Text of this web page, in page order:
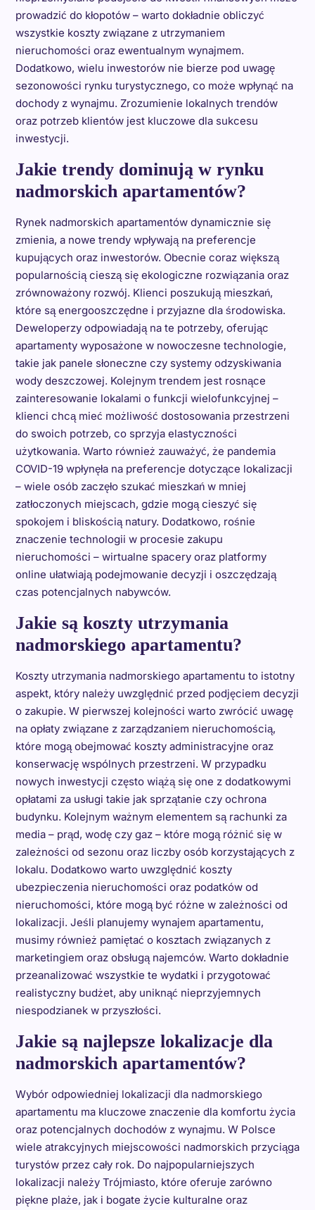
prowadzić do kłopotów – warto dokładnie obliczyć
wszystkie koszty związane z utrzymaniem
nieruchomości oraz ewentualnym wynajmem.
Dodatkowo, wielu inwestorów nie bierze pod uwagę
sezonowości rynku turystycznego, co może wpłynąć na
dochody z wynajmu. Zrozumienie lokalnych trendów
oraz potrzeb klientów jest kluczowe dla sukcesu
inwestycji.
Jakie trendy dominują w rynku
nadmorskich apartamentów?
Rynek nadmorskich apartamentów dynamicznie się
zmienia, a nowe trendy wpływają na preferencje
kupujących oraz inwestorów. Obecnie coraz większą
popularnością cieszą się ekologiczne rozwiązania oraz
zrównoważony rozwój. Klienci poszukują mieszkań,
które są energooszczędne i przyjazne dla środowiska.
Deweloperzy odpowiadają na te potrzeby, oferując
apartamenty wyposażone w nowoczesne technologie,
takie jak panele słoneczne czy systemy odzyskiwania
wody deszczowej. Kolejnym trendem jest rosnące
zainteresowanie lokalami o funkcji wielofunkcyjnej –
klienci chcą mieć możliwość dostosowania przestrzeni
do swoich potrzeb, co sprzyja elastyczności
użytkowania. Warto również zauważyć, że pandemia
COVID-19 wpłynęła na preferencje dotyczące lokalizacji
– wiele osób zaczęło szukać mieszkań w mniej
zatłoczonych miejscach, gdzie mogą cieszyć się
spokojem i bliskością natury. Dodatkowo, rośnie
znaczenie technologii w procesie zakupu
nieruchomości – wirtualne spacery oraz platformy
online ułatwiają podejmowanie decyzji i oszczędzają
czas potencjalnych nabywców.
Jakie są koszty utrzymania
nadmorskiego apartamentu?
Koszty utrzymania nadmorskiego apartamentu to istotny
aspekt, który należy uwzględnić przed podjęciem decyzji
o zakupie. W pierwszej kolejności warto zwrócić uwagę
na opłaty związane z zarządzaniem nieruchomością,
które mogą obejmować koszty administracyjne oraz
konserwację wspólnych przestrzeni. W przypadku
nowych inwestycji często wiążą się one z dodatkowymi
opłatami za usługi takie jak sprzątanie czy ochrona
budynku. Kolejnym ważnym elementem są rachunki za
media – prąd, wodę czy gaz – które mogą różnić się w
zależności od sezonu oraz liczby osób korzystających z
lokalu. Dodatkowo warto uwzględnić koszty
ubezpieczenia nieruchomości oraz podatków od
nieruchomości, które mogą być różne w zależności od
lokalizacji. Jeśli planujemy wynajem apartamentu,
musimy również pamiętać o kosztach związanych z
marketingiem oraz obsługą najemców. Warto dokładnie
przeanalizować wszystkie te wydatki i przygotować
realistyczny budżet, aby uniknąć nieprzyjemnych
niespodzianek w przyszłości.
Jakie są najlepsze lokalizacje dla
nadmorskich apartamentów?
Wybór odpowiedniej lokalizacji dla nadmorskiego
apartamentu ma kluczowe znaczenie dla komfortu życia
oraz potencjalnych dochodów z wynajmu. W Polsce
wiele atrakcyjnych miejscowości nadmorskich przyciąga
turystów przez cały rok. Do najpopularniejszych
lokalizacji należy Trójmiasto, które oferuje zarówno
piękne plaże, jak i bogate życie kulturalne oraz